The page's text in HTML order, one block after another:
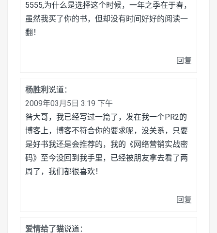
5555,为什么是选择这个时候，一年之季在于春，
虽然我买了你的书，但却没有时间好好的阅读一
翻！
回复
杨胜利 说道：
2009年03月5日 3:19 下午
昝大哥，我已经写过一篇了，发在我一个PR2的
博客上，博客不符合你的要求呢，没关系，只要
是好书我还是会推荐的，我的《网络营销实战密
码》至今没回到我手里，已经被朋友拿去看了两
周了，我们都很喜欢！
回复
爱情给了猫说道：